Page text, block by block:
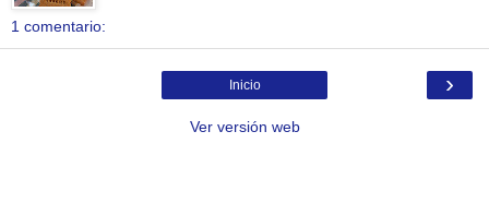
1 comentario:
›
Inicio
Ver versión web